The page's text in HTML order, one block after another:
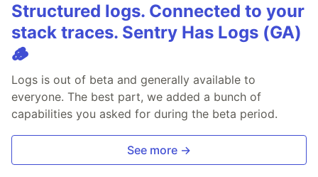
Structured logs. Connected to your
stack traces. Sentry Has Logs (GA)
🪵
Logs is out of beta and generally available to
everyone. The best part, we added a bunch of
capabilities you asked for during the beta period.
See more →